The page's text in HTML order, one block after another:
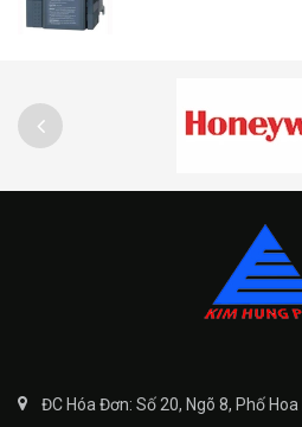
ĐC Hóa Đơn: Số 20, Ngõ 8, Phố